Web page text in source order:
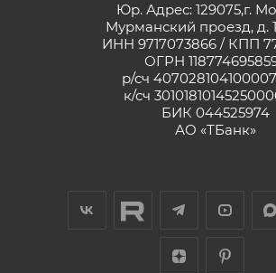
Юр. Адрес: 129075,г.
Мурманский проезд, д.
ИНН 9717073866 / КПП
ОГРН
р/сч
к/сч
БИК 044525974
АО «ТБанк»